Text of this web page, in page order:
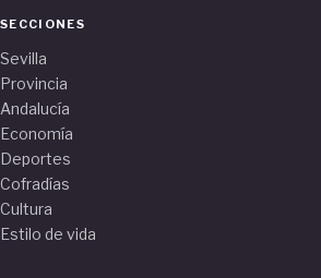
SECCIONES
Sevilla
Provincia
Andalucía
Economía
Deportes
Cofradías
Cultura
Estilo de vida